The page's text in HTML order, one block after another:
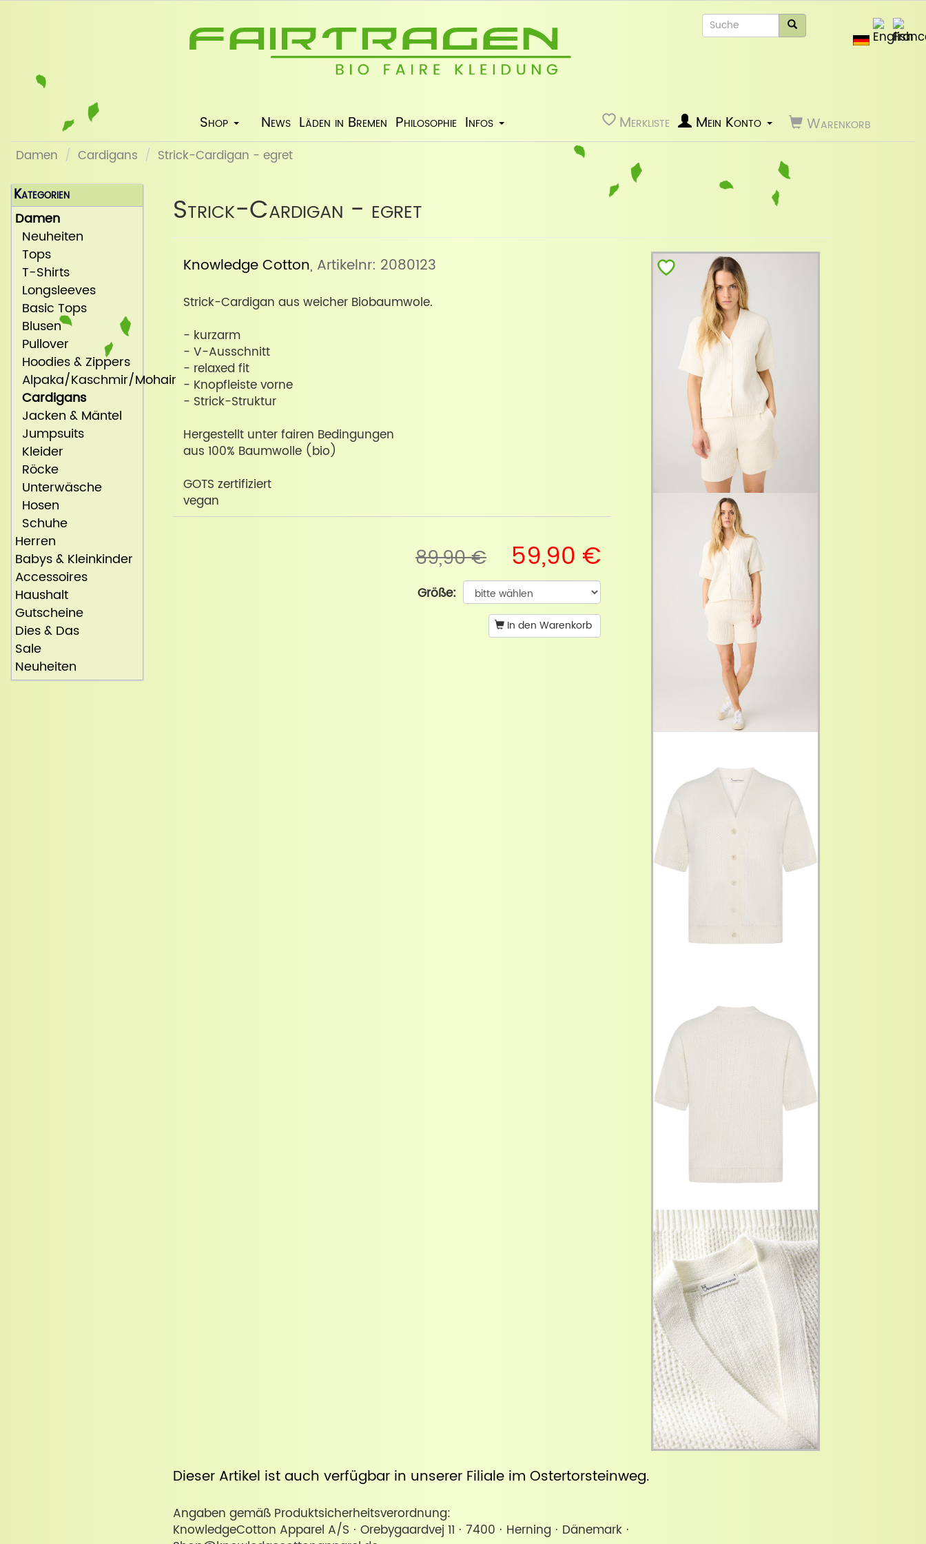
Shop News Läden in Bremen Philosophie Infos Merkliste Warenkorb
Mein Konto
Damen Cardigans Strick-Cardigan - egret
Strick-Cardigan - egret
Knowledge Cotton, Artikelnr: 2080123
Strick-Cardigan aus weicher Biobaumwole.
- kurzarm
- V-Ausschnitt
- relaxed fit
- Knopfleiste vorne
- Strick-Struktur
Hergestellt unter fairen Bedingungen
aus 100% Baumwolle (bio)
GOTS zertifiziert
vegan
89,90 € 59,90 €
Größe:
In den Warenkorb
Dieser Artikel ist auch verfügbar in unserer Filiale im Ostertorsteinweg.
Angaben gemäß Produktsicherheitsverordnung:
KnowledgeCotton Apparel A/S · Orebygaardvej 11 · 7400 · Herning · Dänemark ·
Kategorien
Damen
Neuheiten
Tops
T-Shirts
Longsleeves
Basic Tops
Blusen
Pullover
Hoodies & Zippers
Alpaka/Kaschmir/Mohair
Cardigans
Jacken & Mäntel
Jumpsuits
Kleider
Röcke
Unterwäsche
Hosen
Schuhe
Herren
Babys & Kleinkinder
Accessoires
Haushalt
Gutscheine
Dies & Das
Sale
Neuheiten